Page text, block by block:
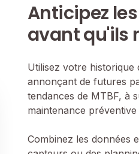
Anticipez
avant qu'ils
Utilisez votre historique
annonçant de futures
tendances de MTBF, à
maintenance
Combinez les données